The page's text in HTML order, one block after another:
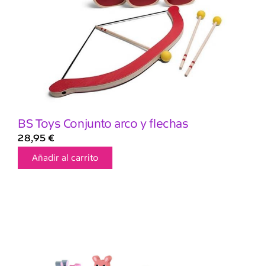
BS Toys Conjunto arco y flechas
28,95 €
Añadir al carrito